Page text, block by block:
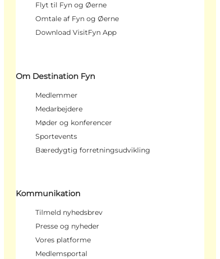
Flyt til Fyn og Øerne
Omtale af Fyn og Øerne
Download VisitFyn App
Om Destination Fyn
Medlemmer
Medarbejdere
Møder og konferencer
Sportevents
Bæredygtig forretningsudvikling
Kommunikation
Tilmeld nyhedsbrev
Presse og nyheder
Vores platforme
Medlemsportal